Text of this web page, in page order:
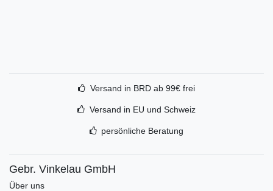
Versand in BRD ab 99€ frei
Versand in EU und Schweiz
persönliche Beratung
Gebr. Vinkelau GmbH
Über uns